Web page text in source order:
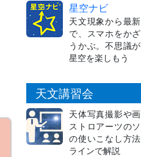
星空ナビ
天文現象から最
で、スマホをか
うかぶ。不思議
星空を楽しもう
天文講習会
天体写真撮影や
ストロアーツの
の使いこなし方
ラインで解説